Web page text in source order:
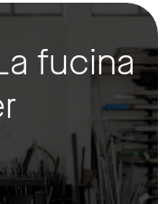
fucina